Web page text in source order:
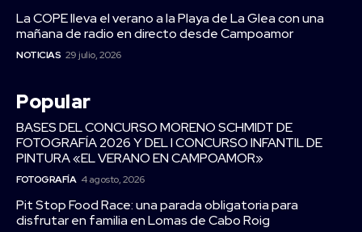
La COPE lleva el verano a la Playa de La Glea con una
mañana de radio en directo desde Campoamor
NOTICIAS 29 julio, 2026
Popular
BASES DEL CONCURSO MORENO SCHMIDT DE
FOTOGRAFÍA 2026 Y DEL I CONCURSO INFANTIL DE
PINTURA «EL VERANO EN CAMPOAMOR»
FOTOGRAFÍA 4 agosto, 2026
Pit Stop Food Race: una parada obligatoria para
disfrutar en familia en Lomas de Cabo Roig